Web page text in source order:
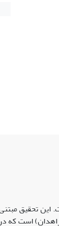
(زاهدان)